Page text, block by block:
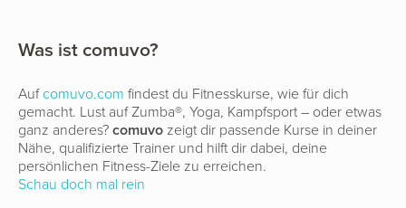
Was ist comuvo?
Auf comuvo.com findest du Fitnesskurse, wie für dich
gemacht. Lust auf Zumba®, Yoga, Kampfsport – oder etwas
ganz anderes? comuvo zeigt dir passende Kurse in deiner
Nähe, qualifizierte Trainer und hilft dir dabei, deine
persönlichen Fitness-Ziele zu erreichen.
Schau doch mal rein